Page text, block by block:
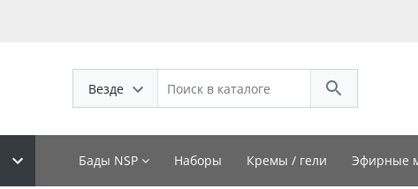
Везде
Бады NSP Наборы Кремы / гели Эфирные